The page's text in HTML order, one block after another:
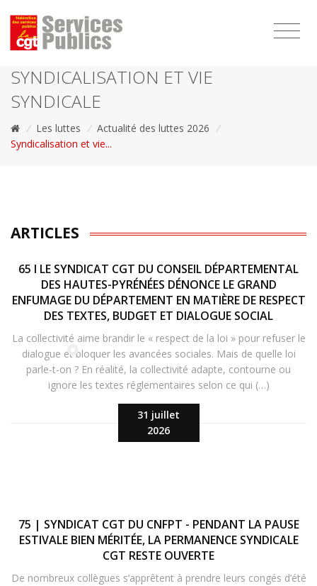
SYNDICALISATION ET VIE
SYNDICALE
/ Les luttes / Actualité des luttes 2026 /
Syndicalisation et vie...
ARTICLES
31 juillet
2026
65 I LE SYNDICAT CGT DU CONSEIL DÉPARTEMENTAL
DES HAUTES-PYRÉNÉES DÉNONCE LE GRAND
ENFUMAGE DU DÉPARTEMENT EN MATIÈRE DE RESPECT
DES TEXTES, BUDGET ET DIALOGUE SOCIAL
La collectivité aime brandir le « respect de la loi » pour refuser le
dialogue et bloquer les avancées sociales. Mais de quelle loi
parle-t-on ? En réalité, la collectivité adapte, contourne ou
ignore les textes réglementaires selon ce qui (…)
75 | SYNDICAT CGT DU CNFPT - PENDANT LA PAUSE
ESTIVALE BIEN MÉRITÉE, LA PERMANENCE SYNDICALE
CGT RESTE OUVERTE
De nombreux collègues s’apprêtent à prendre leurs congés d’été